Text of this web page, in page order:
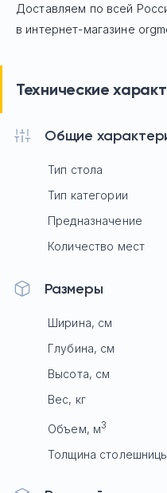
Доставляем по всей
в интернет-магазине
Технические
Общие
Тип стола
Тип категории
Предназначение
Количество мест
Размеры
Ширина, см
Глубина, см
Высота, см
Вес, кг
Объем, м3
Толщина